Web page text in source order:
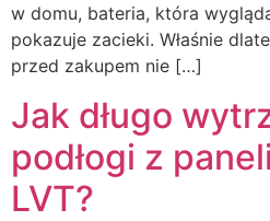
w domu, bateria, która
pokazuje zacieki. Właśnie
przed zakupem nie […]
Jak długo
podłogi z
LVT?